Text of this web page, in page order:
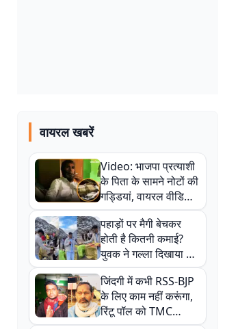
वायरल खबरें
Video: भाजपा प्रत्याशी
के पिता के सामने नोटों की
गड्डियां, वायरल वीडियो
से राजनीति में उबाल,
अजित महतो बोले- TMC
की गंदी चाल
पहाड़ों पर मैगी बेचकर
होती है कितनी कमाई?
युवक ने गल्ला दिखाया तो
नौकरी वालों के खड़े हो गए
कान
जिंदगी में कभी RSS-BJP
के लिए काम नहीं करूंगा,
रिंटू पॉल को TMC